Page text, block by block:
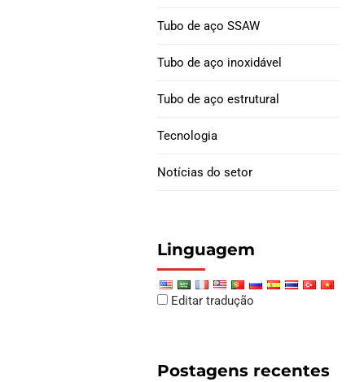
revestimento de
tubulação
Juntas de filhote de
Tubo de aço SSAW
Tubo de aço inoxidável
Tubo de aço estrutural
Tecnologia
Notícias do setor
Linguagem
Editar tradução
Postagens recentes